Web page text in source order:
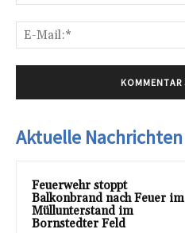
Aktuelle Nachrichten
Feuerwehr stoppt
Balkonbrand nach Feuer im
Müllunterstand im
Bornstedter Feld